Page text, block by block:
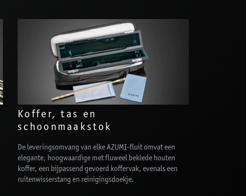
Koffer, tas en
schoonmaakstok
De leveringsomvang van elke AZUMI-fluit omvat een
elegante, hoogwaardige met fluweel beklede houten
koffer, een bijpassend gevoerd koffervak, evenals een
ruitenwisserstang en reinigingsdoekje.